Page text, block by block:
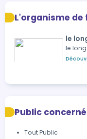
L'organisme
le
le
Public concerné
Tout Public